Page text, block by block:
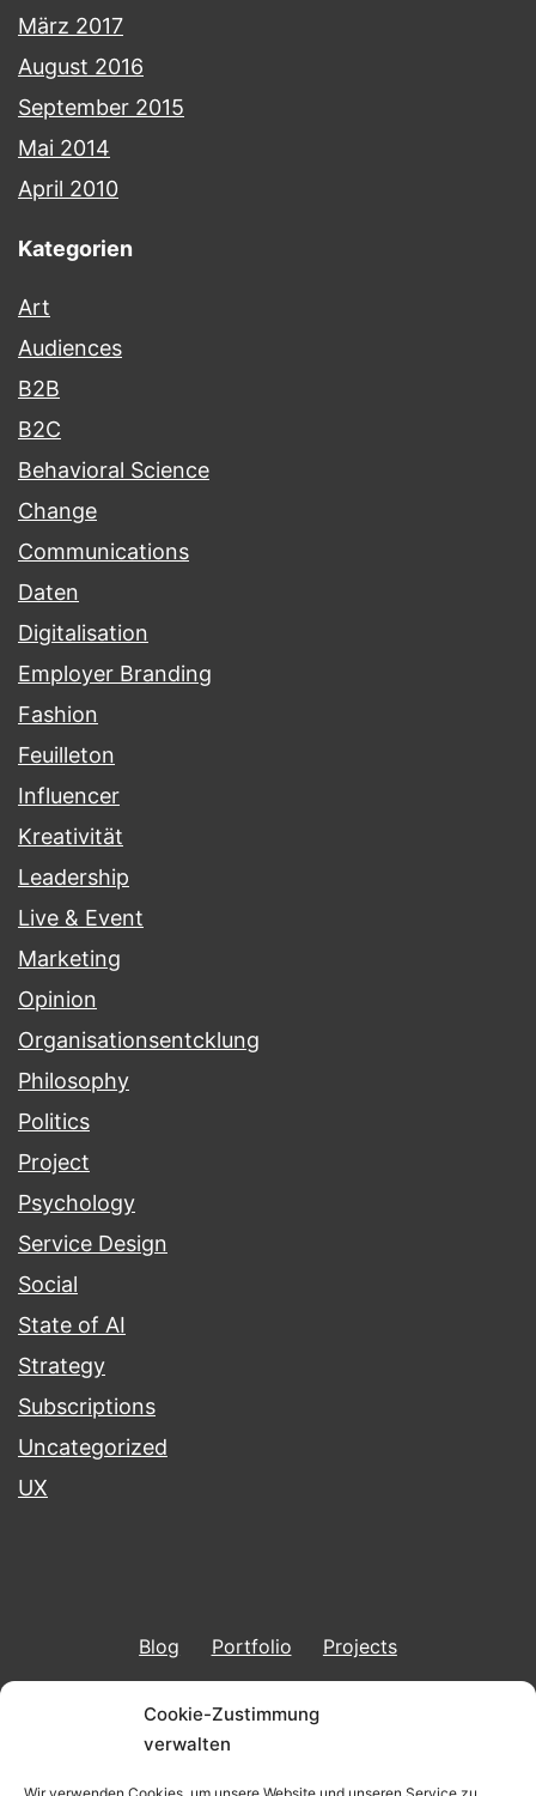
Cookie-Zustimmung
verwalten
März 2017
August 2016
September 2015
Mai 2014
April 2010
Kategorien
Art
Audiences
B2B
B2C
Behavioral Science
Change
Communications
Daten
Digitalisation
Employer Branding
Fashion
Feuilleton
Influencer
Kreativität
Leadership
Live & Event
Marketing
Opinion
Organisationsentcklung
Philosophy
Politics
Project
Psychology
Service Design
Social
State of AI
Strategy
Subscriptions
Uncategorized
UX
Blog Portfolio Projects
Imprint & Data Protection